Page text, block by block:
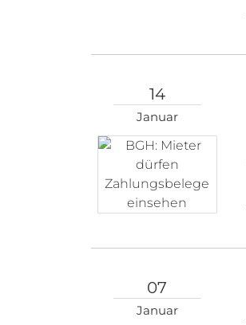
14
Januar
07
Januar